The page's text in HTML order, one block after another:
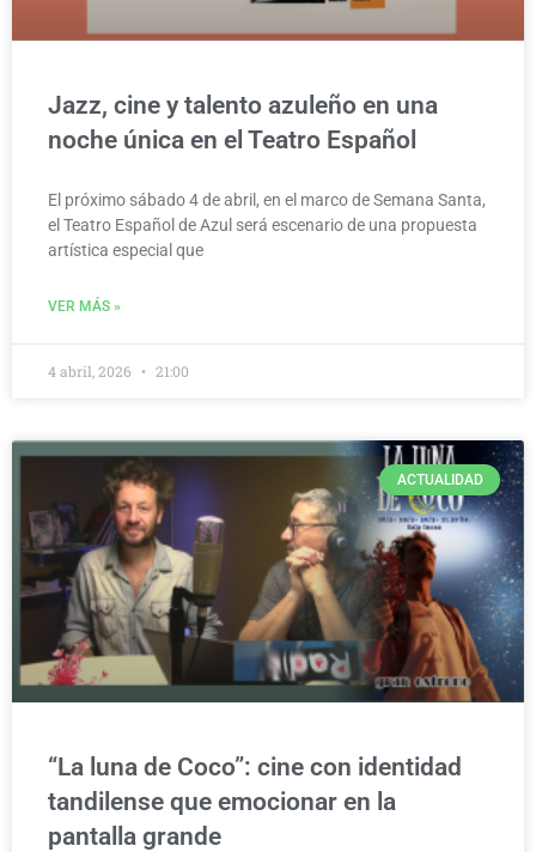
Jazz, cine y talento azuleño en una
noche única en el Teatro Español
El próximo sábado 4 de abril, en el marco de Semana Santa,
el Teatro Español de Azul será escenario de una propuesta
artística especial que
VER MÁS »
4 abril, 2026 21:00
ACTUALIDAD
“La luna de Coco”: cine con identidad
tandilense que emocionar en la
pantalla grande